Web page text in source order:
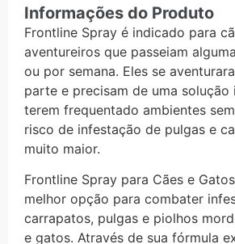
Informações do Produto
Frontline Spray é indicado para
aventureiros que passeiam
ou por semana. Eles se
parte e precisam de uma solução
terem frequentado ambientes
risco de infestação de pulgas e
muito maior.
Frontline Spray para Cães e
melhor opção para combater
carrapatos, pulgas e piolhos
e gatos. Através de sua fórmula